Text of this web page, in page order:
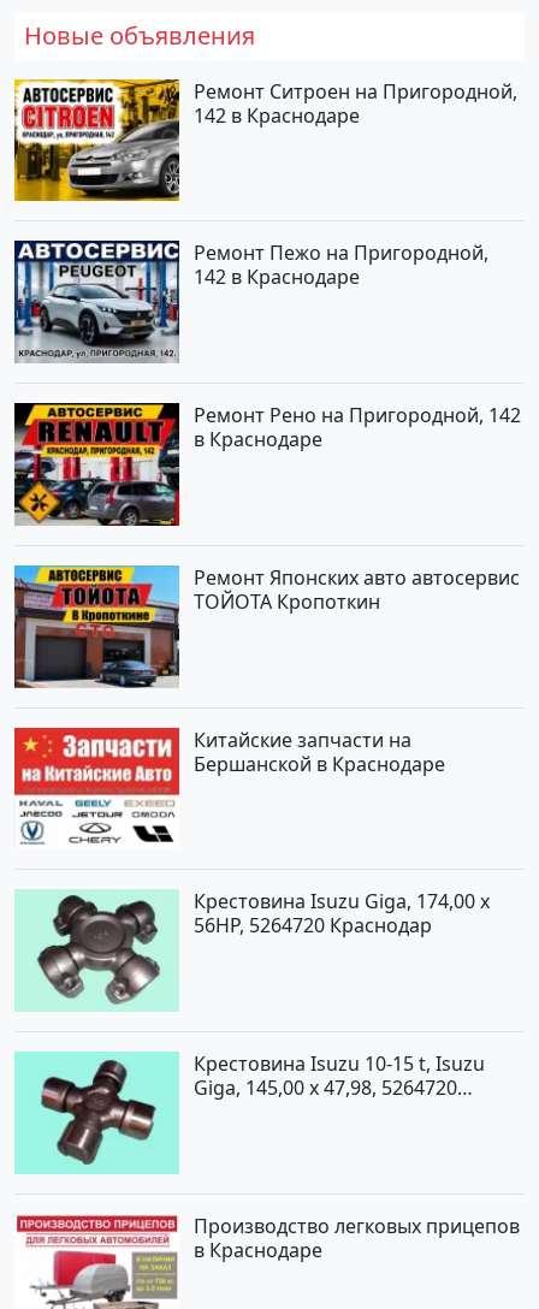
Новые объявления
Ремонт Ситроен на Пригородной,
142 в Краснодаре
Ремонт Пежо на Пригородной,
142 в Краснодаре
Ремонт Рено на Пригородной, 142
в Краснодаре
Ремонт Японских авто автосервис
ТОЙОТА Кропоткин
Китайские запчасти на
Бершанской в Краснодаре
Крестовина Isuzu Giga, 174,00 x
56HP, 5264720 Краснодар
Крестовина Isuzu 10-15 t, Isuzu
Giga, 145,00 x 47,98, 5264720
Производство легковых прицепов
в Краснодаре